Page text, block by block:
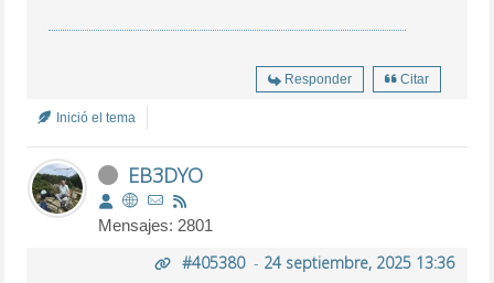
Responder Citar
Inició el tema
EB3DYO
Mensajes: 2801
#405380- 24 septiembre, 2025 13:36